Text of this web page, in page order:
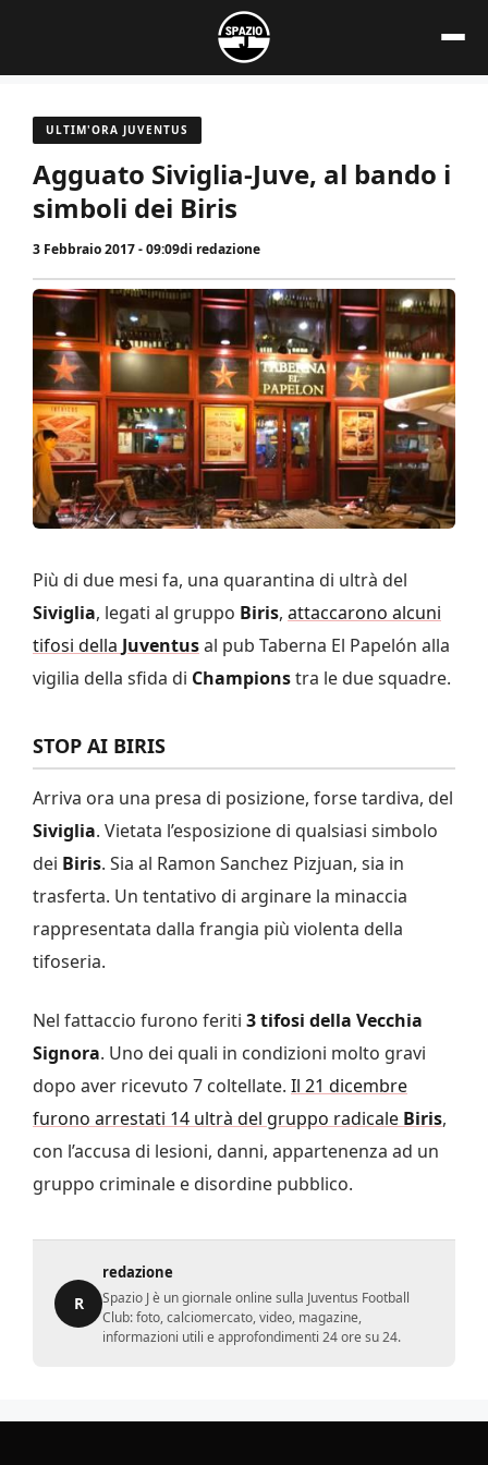
contenuto
ULTIM'ORA JUVENTUS
Agguato Siviglia-Juve, al bando i
simboli dei Biris
3 Febbraio 2017 - 09:09di redazione
Più di due mesi fa, una quarantina di ultrà del
Siviglia, legati al gruppo Biris, attaccarono alcuni
tifosi della Juventusal pub Taberna El Papelón alla
vigilia della sfida di Championstra le due squadre.
STOP AI BIRIS
Arriva ora una presa di posizione, forse tardiva, del
Siviglia. Vietata l’esposizione di qualsiasi simbolo
dei Biris. Sia al Ramon Sanchez Pizjuan, sia in
trasferta. Un tentativo di arginare la minaccia
rappresentata dalla frangia più violenta della
tifoseria.
Nel fattaccio furono feriti 3 tifosi della Vecchia
Signora. Uno dei quali in condizioni molto gravi
dopo aver ricevuto 7 coltellate. Il 21 dicembre
furono arrestati 14 ultrà del gruppo radicale Biris,
con l’accusa di lesioni, danni, appartenenza ad un
gruppo criminale e disordine pubblico.
R
redazione
Spazio J è un giornale online sulla Juventus Football
Club: foto, calciomercato, video, magazine,
informazioni utili e approfondimenti 24 ore su 24.